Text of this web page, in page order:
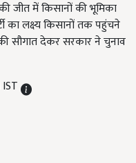
जीत में किसानों की भूमिका
का लक्ष्य किसानों तक पहुंचने
सौगात देकर सरकार ने चुनाव